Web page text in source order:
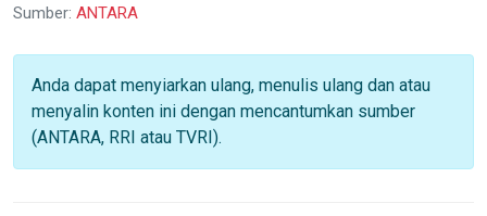
Sumber: ANTARA
Anda dapat menyiarkan ulang, menulis ulang dan atau
menyalin konten ini dengan mencantumkan sumber
(ANTARA, RRI atau TVRI).